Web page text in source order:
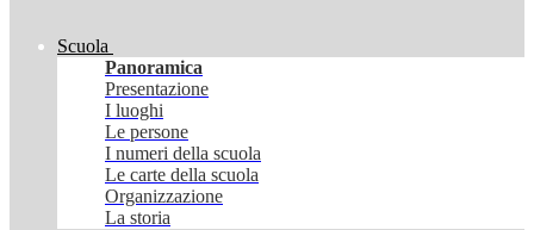
Scuola
Panoramica
Presentazione
I luoghi
Le persone
I numeri della scuola
Le carte della scuola
Organizzazione
La storia